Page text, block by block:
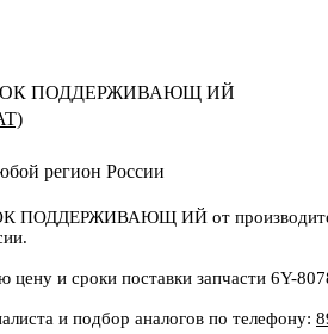
ПОДДЕРЖИВАЮЩ ИЙ
регион России
ПОДДЕРЖИВАЮЩ ИЙ от
цену и сроки поставки запчасти 6Y-
и подбор аналогов по телефону: